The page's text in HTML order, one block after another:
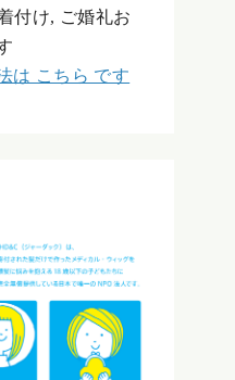
付け, ご婚礼お
は こちら です